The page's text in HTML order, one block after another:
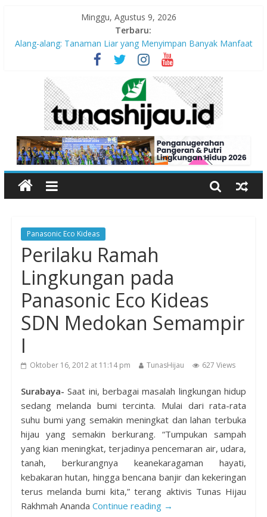
Minggu, Agustus 9, 2026
Terbaru:
Alang-alang: Tanaman Liar yang Menyimpan Banyak Manfaat
Peran Kritis Pendidik Saat Guncangan Gempa Terjadi
Sekolah Aman Gempa
Hari Anak Nasional 2026: Memastikan Setiap Anak Indonesia
Tumbuh Aman, Sehat, dan Bahagia
“Pengurangan Risiko Bencana Gempa” Webinar Nasional
Seri#305, Sabtu 18 Juli 2026
Panasonic Eco Kideas
Perilaku Ramah
Lingkungan pada
Panasonic Eco Kideas
SDN Medokan Semampir
I
Oktober 16, 2012 at 11:14 pm TunasHijau 627 Views
Surabaya- Saat ini, berbagai masalah lingkungan hidup
sedang melanda bumi tercinta. Mulai dari rata-rata
suhu bumi yang semakin meningkat dan lahan terbuka
hijau yang semakin berkurang. “Tumpukan sampah
yang kian meningkat, terjadinya pencemaran air, udara,
tanah, berkurangnya keanekaragaman hayati,
kebakaran hutan, hingga bencana banjir dan kekeringan
terus melanda bumi kita,” terang aktivis Tunas Hijau
Rakhmah Ananda Continue reading →